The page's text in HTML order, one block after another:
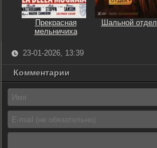
Прекрасная
мельничиха
Шальной отдел
23-01-2026, 13:39
Комментарии